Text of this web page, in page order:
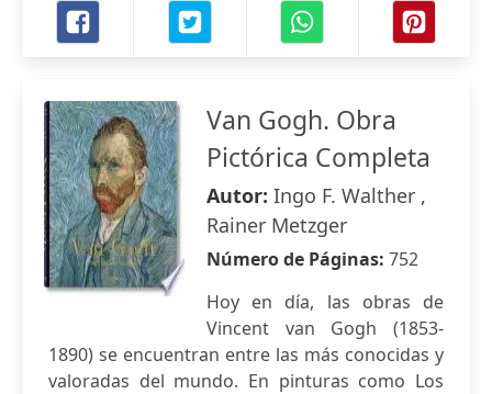
Van Gogh. Obra
Pictórica Completa
Autor: Ingo F. Walther ,
Rainer Metzger
Número de Páginas: 752
Hoy en día, las obras de
Vincent van Gogh (1853-
1890) se encuentran entre las más conocidas y
valoradas del mundo. En pinturas como Los